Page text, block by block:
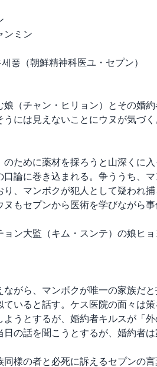
ンミン
풍（朝鮮精神科医ユ・セプン）
（チャン・ヒリョン）とその婚
には見えないことにウヌが気づ
のために薬材を採ろうと山深くに
口論に巻き込まれる。争ううち、
り、マンボクが犯人として疑われ
もセプンから医術を学びながら事
ン大監（キム・スンテ）の娘ヒ
ながら、マンボクが唯一の家族だ
いると話す。ケス医院の面々は
ようとするが、婚約者キルスが「
の話を聞こうとするが、婚約者
同様の者と必死に訴えるセプンの